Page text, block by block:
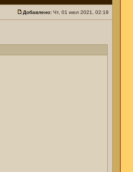
Добавлено: Чт, 01 июл 2021, 02:19